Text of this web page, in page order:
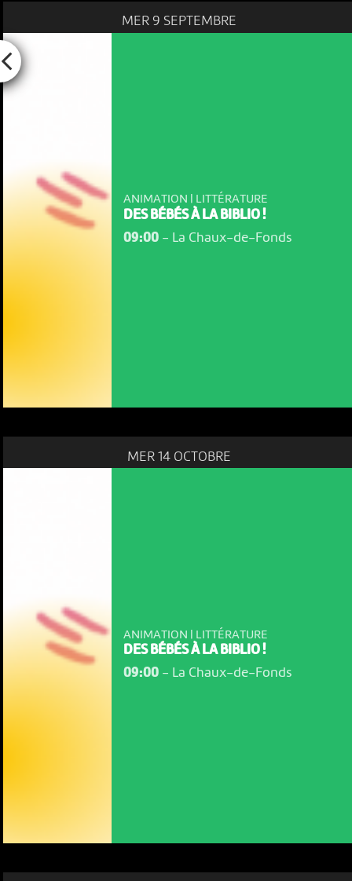
MER 9 SEPTEMBRE
ANIMATION | LITTÉRATURE
DES BÉBÉS À LA BIBLIO !
09:00- La Chaux-de-Fonds
MER 14 OCTOBRE
ANIMATION | LITTÉRATURE
DES BÉBÉS À LA BIBLIO !
09:00- La Chaux-de-Fonds